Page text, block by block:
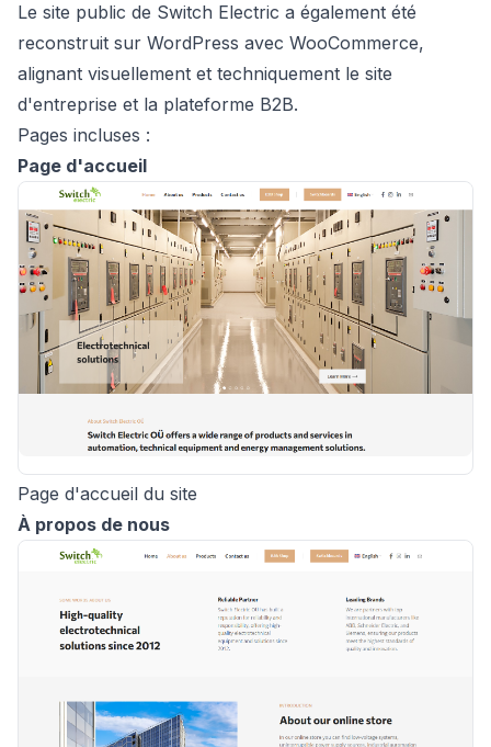
Le site public de Switch Electric a également été
reconstruit sur WordPress avec WooCommerce,
alignant visuellement et techniquement le site
d'entreprise et la plateforme B2B.
Pages incluses :
Page d'accueil
Page d'accueil du site
À propos de nous